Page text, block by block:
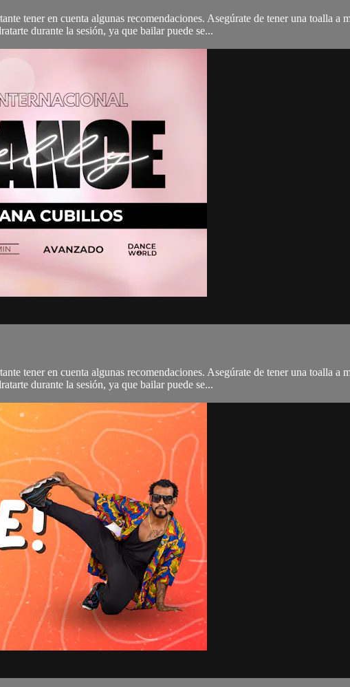
tener en cuenta algunas recomendaciones. Asegúrate de tener una toalla a
durante la sesión, ya que bailar puede se...
tener en cuenta algunas recomendaciones. Asegúrate de tener una toalla a
durante la sesión, ya que bailar puede se...